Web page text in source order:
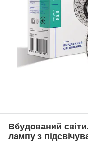
Вбудований
лампу з